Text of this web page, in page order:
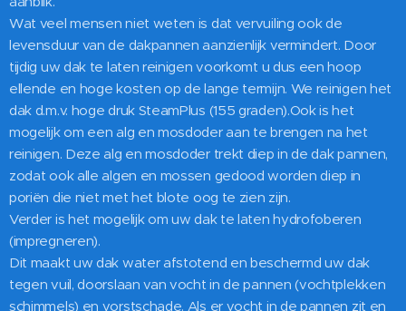
Wat veel mensen niet weten is dat vervuiling ook de
levensduur van de dakpannen aanzienlijk vermindert. Door
tijdig uw dak te laten reinigen voorkomt u dus een hoop
ellende en hoge kosten op de lange termijn. We reinigen het
dak d.m.v. hoge druk SteamPlus (155 graden).Ook is het
mogelijk om een alg en mosdoder aan te brengen na het
reinigen. Deze alg en mosdoder trekt diep in de dak pannen,
zodat ook alle algen en mossen gedood worden diep in
poriën die niet met het blote oog te zien zijn.
Verder is het mogelijk om uw dak te laten hydrofoberen
(impregneren).
Dit maakt uw dak water afstotend en beschermd uw dak
tegen vuil, doorslaan van vocht in de pannen (vochtplekken
schimmels) en vorstschade. Als er vocht in de pannen zit en